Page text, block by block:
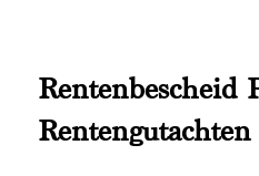
Rentenbescheid
Rentengutachten